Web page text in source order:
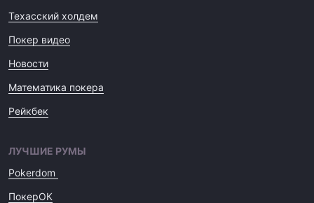
Техасский холдем
Покер видео
Новости
Математика покера
Рейкбек
ЛУЧШИЕ РУМЫ
Pokerdom
ПокерОК